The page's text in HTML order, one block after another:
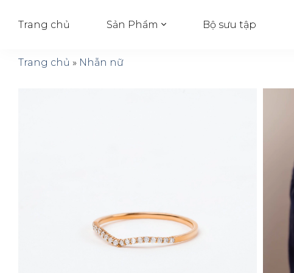
Trang chủ Sản Phẩm Bộ sưu tập
Trang chủ » Nhẫn nữ